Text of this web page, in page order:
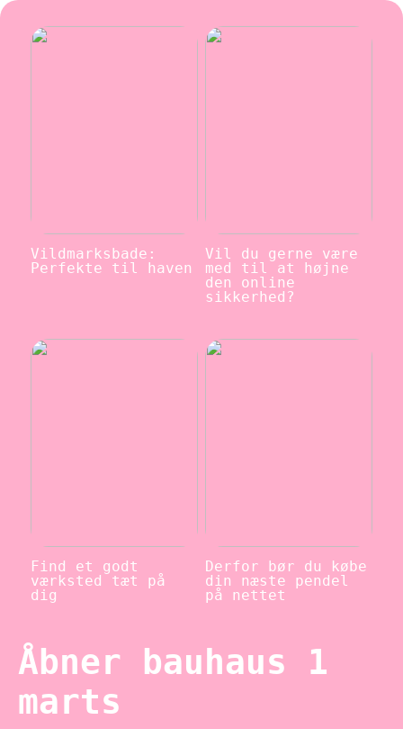
Vildmarksbade:
Perfekte til haven
Vil du gerne være
med til at højne
den online
sikkerhed?
Find et godt
værksted tæt på
dig
Derfor bør du købe
din næste pendel
på nettet
Åbner bauhaus 1
marts